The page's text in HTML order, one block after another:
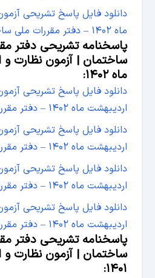
دانلود فایل پاسخ تشریحی
ماه ۱۴۰۲ – دفتر مقررات ملی ساختمان
پاسخنامه تشریحی دفتر
ساختمان | آزمون نظارت و
ماه ۱۴۰۲:
دانلود فایل پاسخ تشریحی
اردیبهشت ماه ۱۴۰۲ – دفتر مقررات ملی ساختمان
دانلود فایل پاسخ تشریحی
اردیبهشت ماه ۱۴۰۲ – دفتر مقررات ملی ساختمان
دانلود فایل پاسخ تشریحی
اردیبهشت ماه ۱۴۰۲ – دفتر مقررات ملی ساختمان
دانلود فایل پاسخ تشریحی
اردیبهشت ماه ۱۴۰۲ – دفتر مقررات ملی ساختمان
پاسخنامه تشریحی دفتر
ساختمان | آزمون نظارت و
۱۴۰۱: